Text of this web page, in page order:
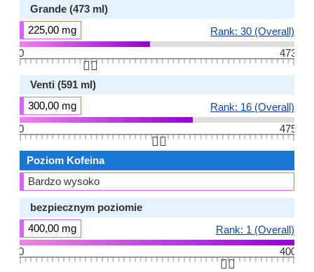
Grande (473 ml)
225,00 mg
Rank: 30 (Overall)
0
473
👆🏻
Venti (591 ml)
300,00 mg
Rank: 16 (Overall)
0
475
👆🏻
Poziom Kofeina
Bardzo wysoko
bezpiecznym poziomie
400,00 mg
Rank: 1 (Overall)
0
400
👆🏻